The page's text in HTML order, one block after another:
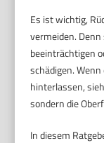
Es ist wichtig,
vermeiden. Denn
beeinträchtigen
schädigen.
hinterlassen,
sondern die
In diesem